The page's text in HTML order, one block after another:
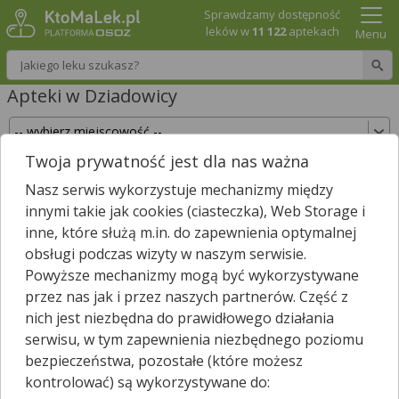
Wpisz nazwę leku
Sprawdzamy dostępność
leków w11 122aptekach Menu
Apteki w Dziadowicy
Sprawdź, które apteki w Dziadowicy posiadają
Twój lek i zarezerwuj go już teraz!
Wpisz nazwę leku
Wybierz typ aptek
Dziadowicynie znaleźliśmy żadnej apteki. Najbliższa apteka
Twoja prywatność jest dla nas ważna
Nasz serwis wykorzystuje mechanizmy między
innymi takie jak cookies (ciasteczka), Web Storage i
inne, które służą m.in. do zapewnienia optymalnej
obsługi podczas wizyty w naszym serwisie.
Powyższe mechanizmy mogą być wykorzystywane
przez nas jak i przez naszych partnerów. Część z
nich jest niezbędna do prawidłowego działania
serwisu, w tym zapewnienia niezbędnego poziomu
bezpieczeństwa, pozostałe (które możesz
kontrolować) są wykorzystywane do: